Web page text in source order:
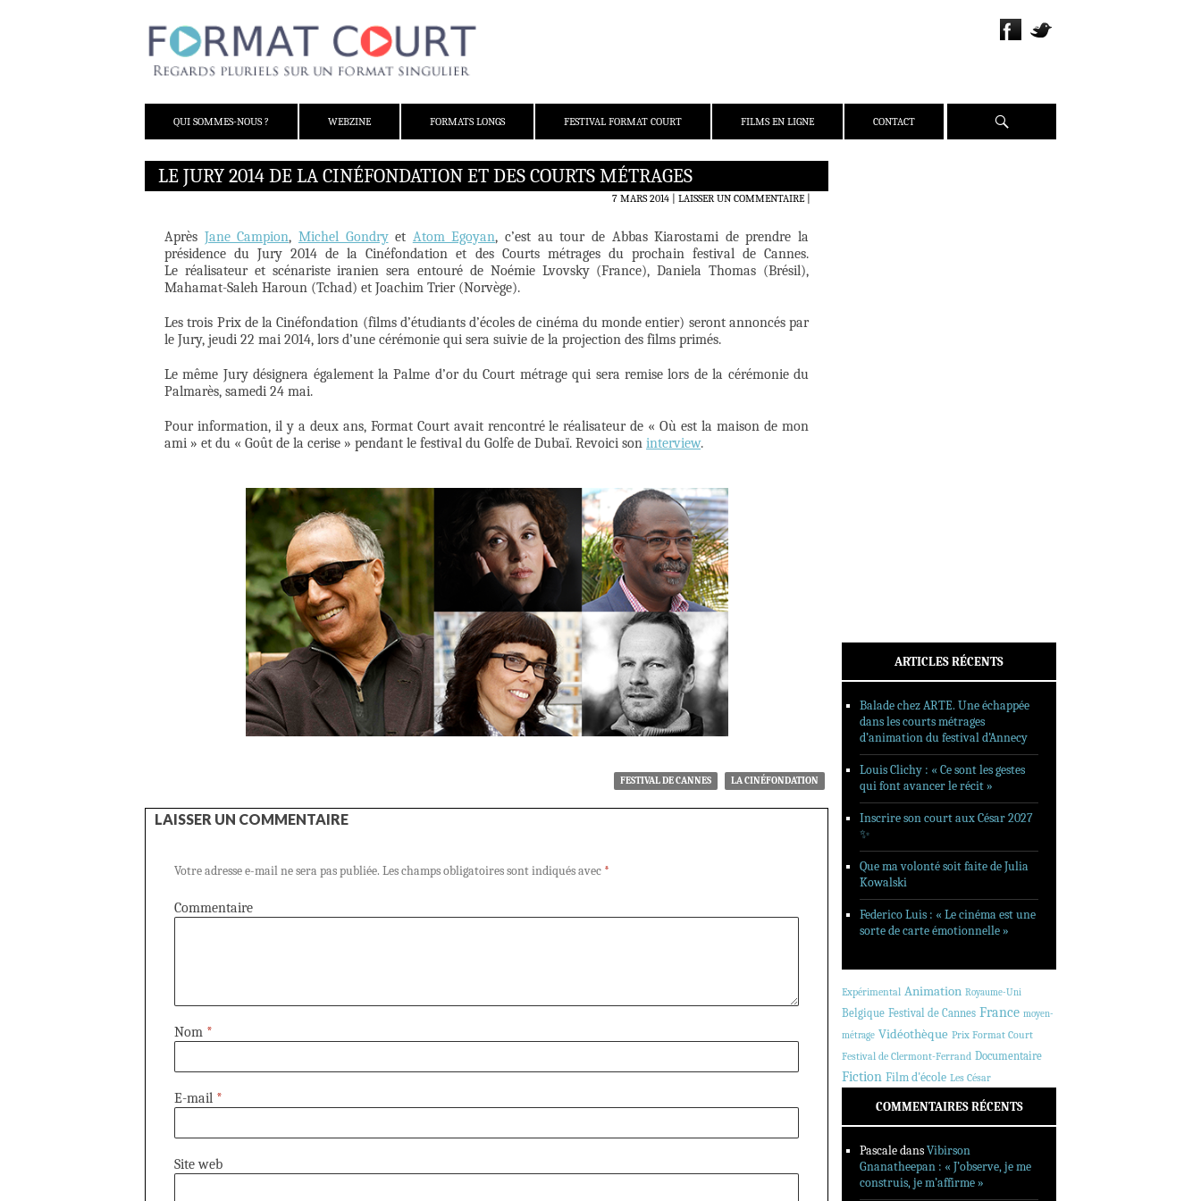
QUI SOMMES-NOUS ?
WEBZINE FORMATS LONGS FESTIVAL FORMAT COURT FILMS EN LIGNE CONTACT Recherche
LE JURY 2014 DE LA CINÉFONDATION ET DES COURTS MÉTRAGES
7 MARS 2014 LAISSER UN COMMENTAIRE|
Après Jane Campion, Michel Gondryet Atom Egoyan, c’est au tour de Abbas Kiarostami de prendre la
présidence du Jury 2014 de la Cinéfondation et des Courts métrages du prochain festival de Cannes.
Le réalisateur et scénariste iranien sera entouré de Noémie Lvovsky (France), Daniela Thomas (Brésil),
Mahamat-Saleh Haroun (Tchad) et Joachim Trier (Norvège).
Les trois Prix de la Cinéfondation (films d’étudiants d’écoles de cinéma du monde entier) seront annoncés par
le Jury, jeudi 22 mai 2014, lors d’une cérémonie qui sera suivie de la projection des films primés.
Le même Jury désignera également la Palme d’or du Court métrage qui sera remise lors de la cérémonie du
Palmarès, samedi 24 mai.
Pour information, il y a deux ans, Format Court avait rencontré le réalisateur de « Où est la maison de mon
ami » et du « Goût de la cerise » pendant le festival du Golfe de Dubaï. Revoici son interview.
FESTIVAL DE CANNES LA CINÉFONDATION
LAISSER UN COMMENTAIRE
Votre adresse e-mail ne sera pas publiée. Les champs obligatoires sont indiqués avec *
Commentaire
Nom *
E-mail *
Site web
ARTICLES RÉCENTS
Balade chez ARTE. Une échappée
dans les courts métrages
d’animation du festival d’Annecy
Louis Clichy : « Ce sont les gestes
qui font avancer le récit »
Inscrire son court aux César 2027
✨
Que ma volonté soit faite de Julia
Kowalski
Federico Luis : « Le cinéma est une
sorte de carte émotionnelle »
Expérimental Animation Royaume-Uni
Belgique Festival de Cannes France moyen-
métrage Vidéothèque Prix Format Court
Festival de Clermont-Ferrand Documentaire
Fiction Film d'école Les César
COMMENTAIRES RÉCENTS
PascaledansVibirson
Gnanatheepan : « J’observe, je me
construis, je m’affirme »